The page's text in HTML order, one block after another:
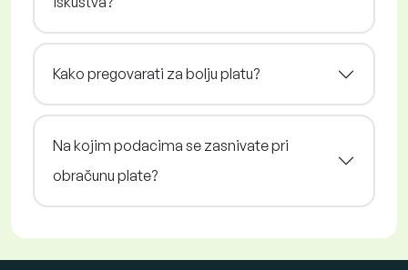
Kako pregovarati za bolju platu?
Na kojim podacima se zasnivate pri
obračunu plate?